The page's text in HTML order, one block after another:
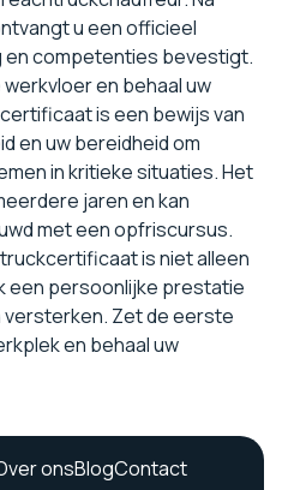
u een officieel
en competenties bevestigt.
en behaal uw
is een bewijs van
en uw bereidheid om
in kritieke situaties. Het
jaren en kan
met een opfriscursus.
is niet alleen
een persoonlijke prestatie
versterken. Zet de eerste
en behaal uw
onsBlogContact